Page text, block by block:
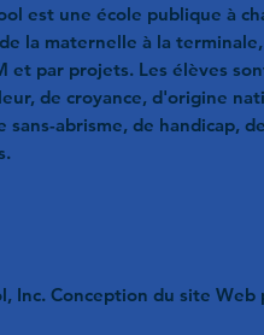
est une école publique à
la maternelle à la terminale,
et par projets. Les élèves
de croyance, d'origine
abrisme, de handicap,
Inc. Conception du site